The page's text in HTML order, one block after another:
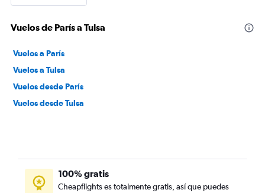
Vuelos de París a Tulsa
Vuelos a París
Vuelos a Tulsa
Vuelos desde París
Vuelos desde Tulsa
100% gratis
Cheapflights es totalmente gratis, así que puedes